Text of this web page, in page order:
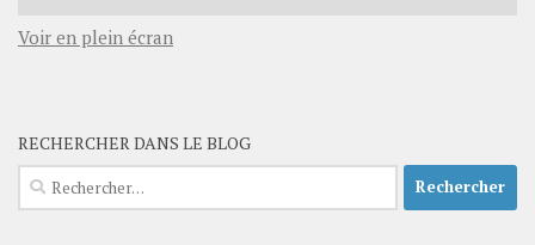
Voir en plein écran
RECHERCHER DANS LE BLOG
Rechercher :